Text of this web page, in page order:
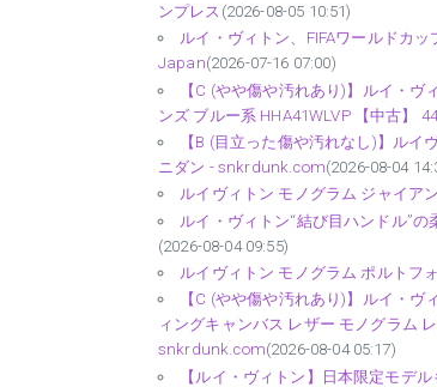
ンプレス (2026-08-05 10:51)
ルイ・ヴィトン、FIFAワールドカ
Japan(2026-07-16 07:00)
【C (やや傷や汚れあり)】ルイ・ヴ
ンズ ブルー系 HHA41WLVP 【中古】
【B (目立った傷や汚れなし)】ル
ニダン - snkrdunk.com(2026-08-04
ルイヴィトン モノグラム ジャイア
ルイ・ヴィトン“結び目ハンドル”
(2026-08-04 09:55)
ルイヴィトン モノグラム ポルトフ
【C (やや傷や汚れあり)】ルイ・
ィングキャンバス レザー モノグラム
snkrdunk.com(2026-08-04 05:17)
【ルイ・ヴィトン】日本限定モデ